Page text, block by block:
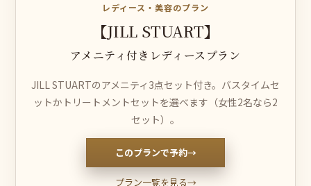
レディース・美容のプラン
【JILL STUART】
アメニティ付きレディースプラン
JILL STUARTのアメニティ3点セット付き。バスタイムセ
ットかトリートメントセットを選べます（女性2名なら2
セット）。
このプランで予約→
プラン一覧を見る→